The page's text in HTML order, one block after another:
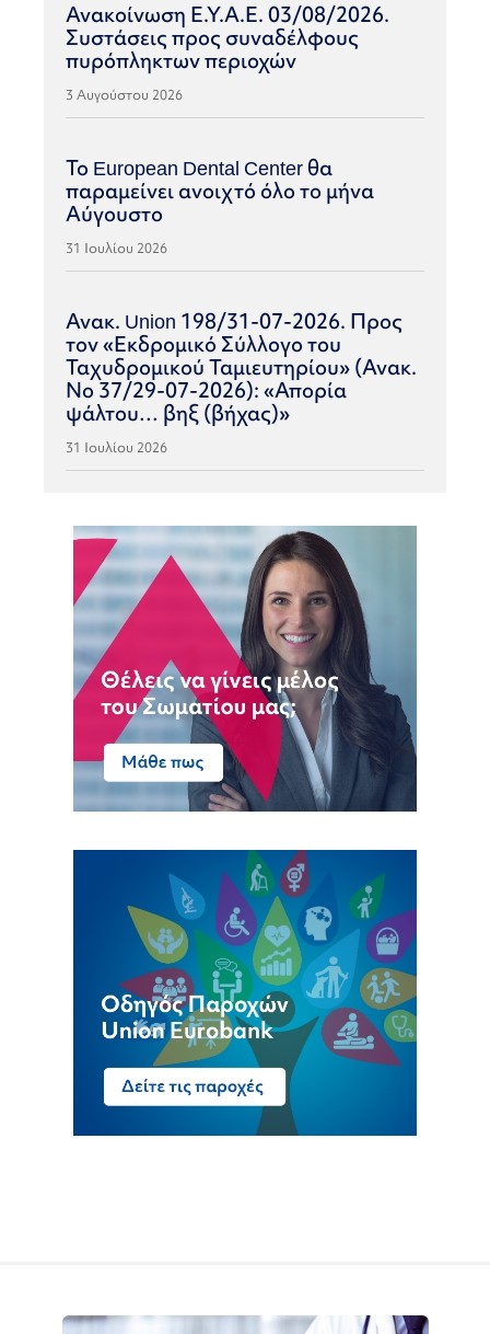
Ανακοίνωση Ε.Υ.Α.Ε. 03/08/2026.
Συστάσεις προς συναδέλφους
πυρόπληκτων περιοχών
3 Αυγούστου 2026
Το European Dental Center θα
παραμείνει ανοιχτό όλο το μήνα
Αύγουστο
31 Ιουλίου 2026
Ανακ. Union 198/31-07-2026. Προς
τον «Εκδρομικό Σύλλογο του
Ταχυδρομικού Ταμιευτηρίου» (Ανακ.
Νο 37/29-07-2026): «Απορία
ψάλτου… βηξ (βήχας)»
31 Ιουλίου 2026